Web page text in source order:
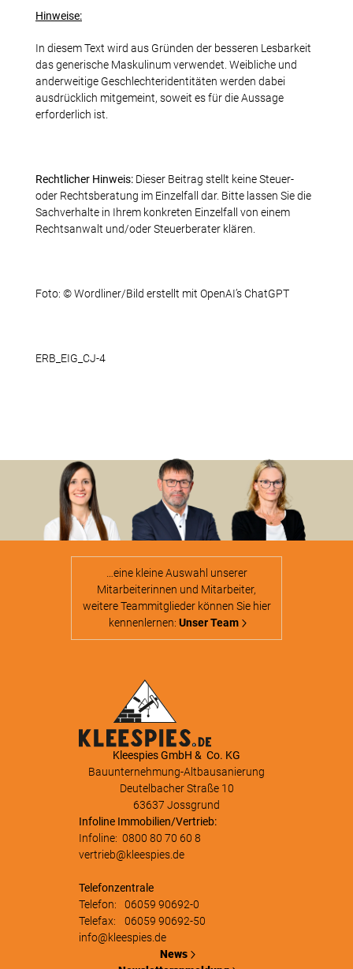
Hinweise:
In diesem Text wird aus Gründen der besseren Lesbarkeit
das generische Maskulinum verwendet. Weibliche und
anderweitige Geschlechteridentitäten werden dabei
ausdrücklich mitgemeint, soweit es für die Aussage
erforderlich ist.
Rechtlicher Hinweis: Dieser Beitrag stellt keine Steuer-
oder Rechtsberatung im Einzelfall dar. Bitte lassen Sie die
Sachverhalte in Ihrem konkreten Einzelfall von einem
Rechtsanwalt und/oder Steuerberater klären.
Foto: © Wordliner/Bild erstellt mit OpenAI’s ChatGPT
ERB_EIG_CJ-4
…eine kleine Auswahl unserer
Mitarbeiterinnen und Mitarbeiter,
weitere Teammitglieder können Sie hier
kennenlernen: Unser Team
Kleespies GmbH & Co. KG
Bauunternehmung-Altbausanierung
Deutelbacher Straße 10
63637 Jossgrund
Infoline Immobilien/Vertrieb:
Infoline: 0800 80 70 60 8
vertrieb@kleespies.de
Telefonzentrale
Telefon:
06059 90692-0
Telefax:
06059 90692-50
info@kleespies.de
News